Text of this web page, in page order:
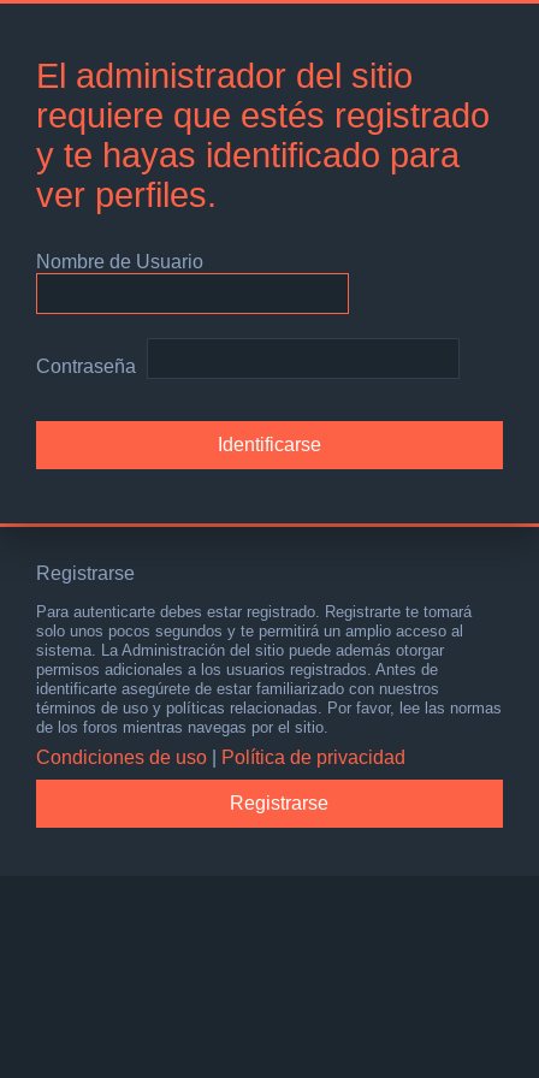
El administrador del sitio
requiere que estés registrado
y te hayas identificado para
ver perfiles.
Nombre de Usuario
Contraseña
Registrarse
Para autenticarte debes estar registrado. Registrarte te tomará
solo unos pocos segundos y te permitirá un amplio acceso al
sistema. La Administración del sitio puede además otorgar
permisos adicionales a los usuarios registrados. Antes de
identificarte asegúrete de estar familiarizado con nuestros
términos de uso y políticas relacionadas. Por favor, lee las normas
de los foros mientras navegas por el sitio.
Condiciones de uso Política de privacidad
Registrarse